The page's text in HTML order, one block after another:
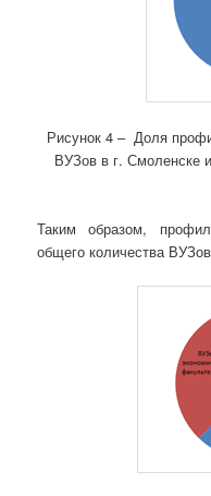
Рисунок 4 – Доля
ВУЗов в г. Смоленске
Таким образом,
общего количества ВУЗов